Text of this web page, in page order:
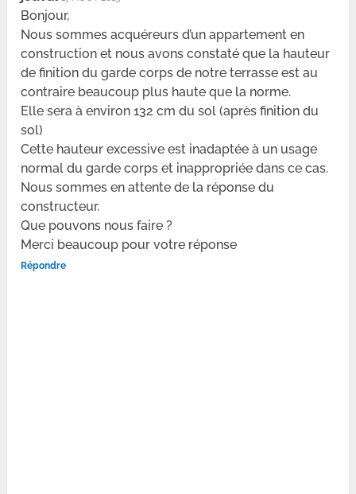
Bonjour,
Nous sommes acquéreurs d’un appartement en
construction et nous avons constaté que la hauteur
de finition du garde corps de notre terrasse est au
contraire beaucoup plus haute que la norme.
Elle sera à environ 132 cm du sol (après finition du
sol)
Cette hauteur excessive est inadaptée à un usage
normal du garde corps et inappropriée dans ce cas.
Nous sommes en attente de la réponse du
constructeur.
Que pouvons nous faire ?
Merci beaucoup pour votre réponse
Répondre